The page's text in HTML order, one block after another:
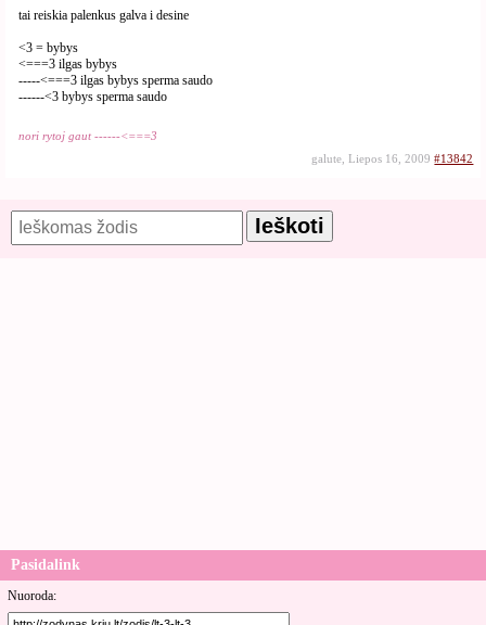
tai reiskia palenkus galva i desine
<3 = bybys
<===3 ilgas bybys
-----<===3 ilgas bybys sperma saudo
------<3 bybys sperma saudo
nori rytoj gaut ------<===3
galute, Liepos 16, 2009#13842
Pasidalink
Nuoroda: